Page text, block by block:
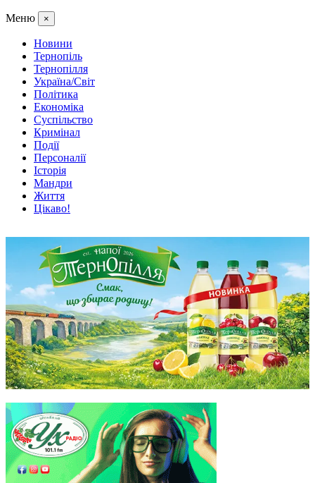
Меню ×
Новини
Тернопіль
Тернопілля
Україна/Світ
Політика
Економіка
Суспільство
Кримінал
Події
Персоналії
Історія
Мандри
Життя
Цікаво!